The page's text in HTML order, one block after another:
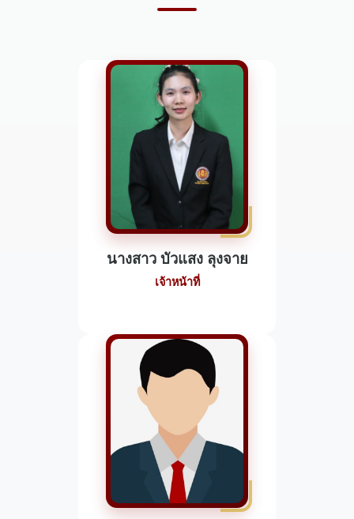
นางสาว บัวแสง ลุงจาย
เจ้าหน้าที่